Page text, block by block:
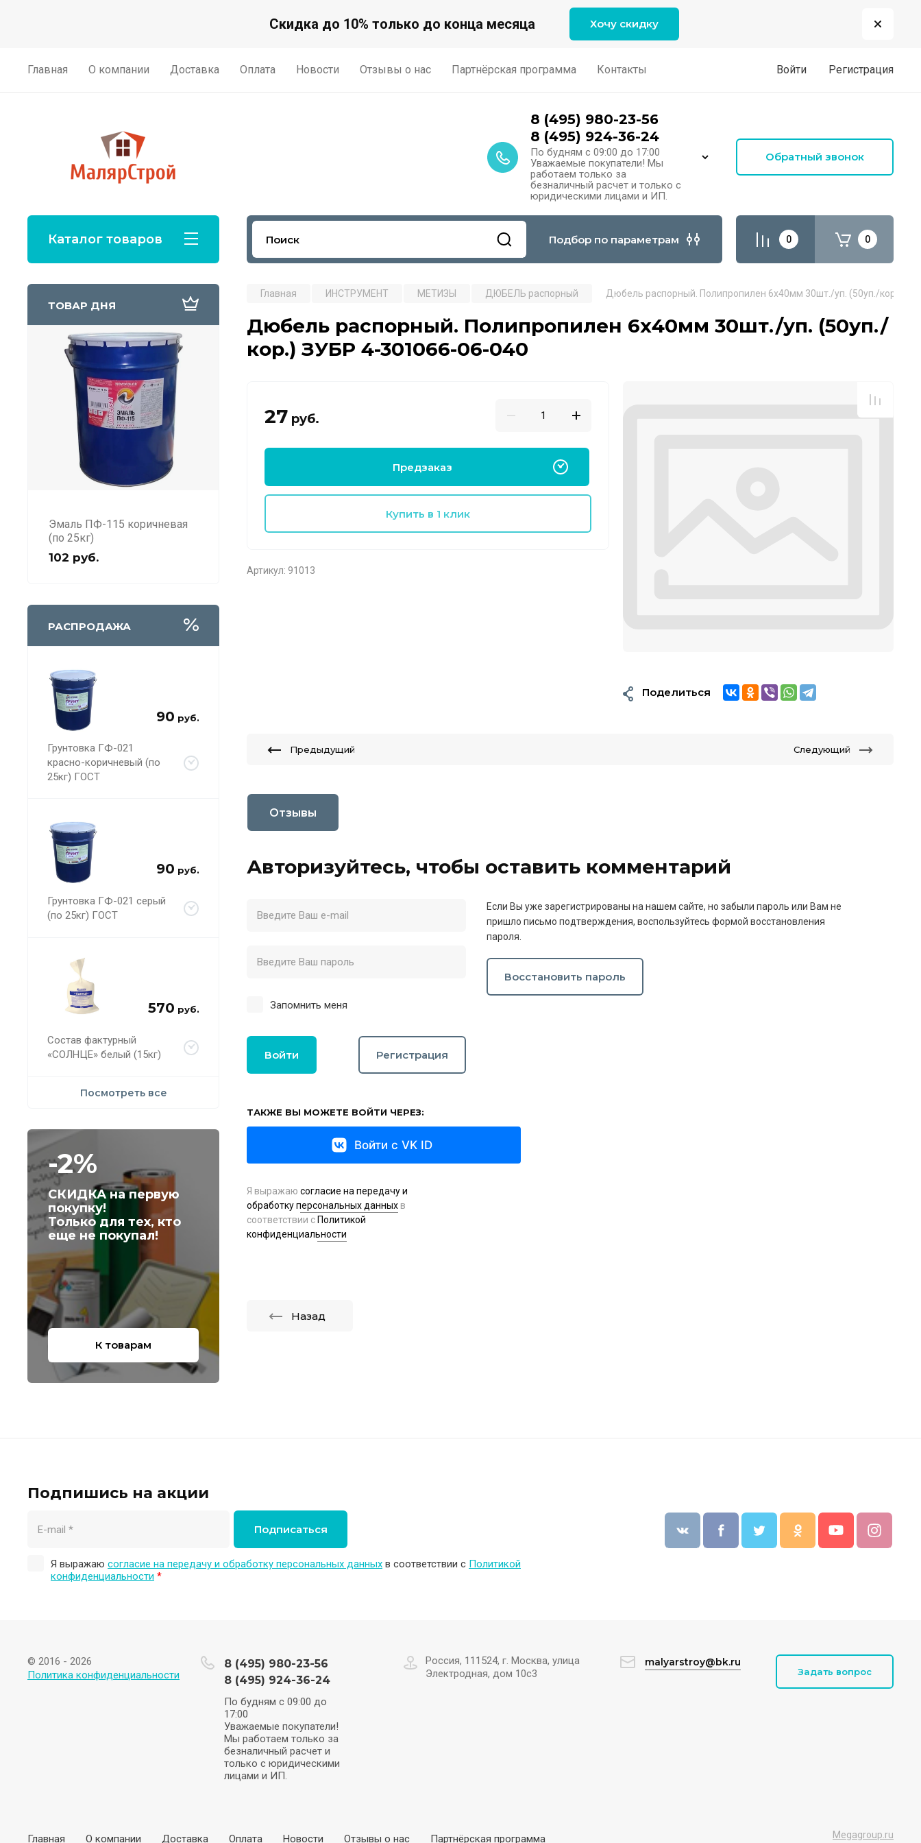
Скидка до 10% только до конца месяца Хочу скидку
Главная О компании Доставка Оплата Новости Отзывы о нас Партнёрская программа Контакты Войти Регистрация
8 (495) 980-23-56
8 (495) 924-36-24
По будням с 09:00 до 17:00
Уважаемые покупатели! Мы
работаем только за
безналичный расчет и только с
юридическими лицами и ИП.
Обратный звонок
Каталог товаров Подбор по параметрам 0 0
ТОВАР ДНЯ
Эмаль ПФ-115 коричневая
(по 25кг)
102 руб.
РАСПРОДАЖА
90 руб.
Грунтовка ГФ-021
красно-коричневый (по
25кг) ГОСТ
90 руб.
Грунтовка ГФ-021 серый
(по 25кг) ГОСТ
570 руб.
Состав фактурный
«СОЛНЦЕ» белый (15кг)
Посмотреть все
-2%
СКИДКА на первую
покупку!
Только для тех, кто
еще не покупал!
К товарам
Главная ИНСТРУМЕНТ МЕТИЗЫ ДЮБЕЛЬ распорный Дюбель распорный. Полипропилен 6х40мм 30шт./уп. (50уп./кор.)
Дюбель распорный. Полипропилен 6х40мм 30шт./уп. (50уп./
кор.) ЗУБР 4-301066-06-040
27 руб.
Предзаказ
Купить в 1 клик
Артикул: 91013
Поделиться
Предыдущий Следующий
Отзывы
Авторизуйтесь, чтобы оставить комментарий
Запомнить меня
Войти Регистрация
Если Вы уже зарегистрированы на нашем сайте, но забыли пароль или Вам не
пришло письмо подтверждения, воспользуйтесь формой восстановления
пароля.
Восстановить пароль
ТАКЖЕ ВЫ МОЖЕТЕ ВОЙТИ ЧЕРЕЗ:
Войти с VK ID
Я выражаю согласие на передачу и
обработку персональных данных в
соответствии с Политикой
конфиденциальности
Назад
Подпишись на акции
Я выражаю согласие на передачу и обработку персональных данных в соответствии с Политикой
конфиденциальности *
Подписаться
© 2016 - 2026
Политика конфиденциальности
8 (495) 980-23-56
8 (495) 924-36-24
По будням с 09:00 до
17:00
Уважаемые покупатели!
Мы работаем только за
безналичный расчет и
только с юридическими
лицами и ИП.
Россия, 111524, г. Москва, улица
Электродная, дом 10с3
malyarstroy@bk.ru
Задать вопрос
Главная О компании Доставка Оплата Новости Отзывы о нас Партнёрская программа Megagroup.ru